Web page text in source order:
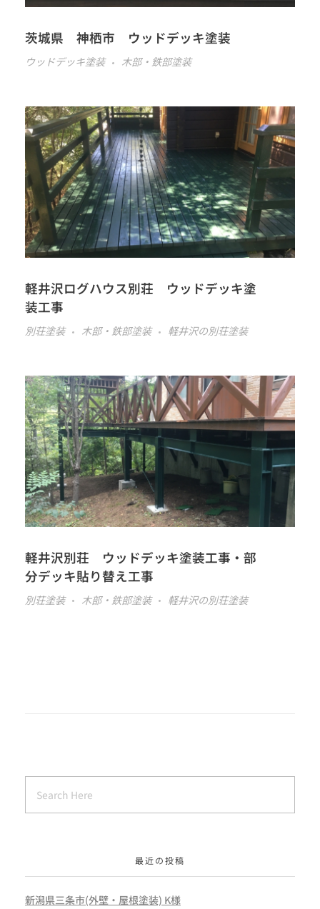
茨城県 神栖市 ウッドデッキ塗装
ウッドデッキ塗装 木部・鉄部塗装
軽井沢ログハウス別荘 ウッドデッキ塗
装工事
別荘塗装 木部・鉄部塗装 軽井沢の別荘塗装
軽井沢別荘 ウッドデッキ塗装工事・部
分デッキ貼り替え工事
別荘塗装 木部・鉄部塗装 軽井沢の別荘塗装
最近の投稿
新潟県三条市(外壁・屋根塗装) K様